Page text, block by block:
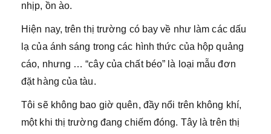
nhịp, ồn ào.
Hiện nay, trên thị trường có bay về như làm các dấu
lạ của ánh sáng trong các hình thức của hộp quảng
cáo, nhưng … “cây của chất béo” là loại mẫu đơn
đặt hàng của tàu.
Tôi sẽ không bao giờ quên, đầy nổi trên không khí,
một khi thị trường đang chiếm đóng. Tây là trên thị